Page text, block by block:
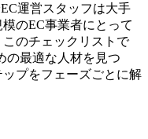
運営スタッフは大手
のEC事業者にとって
のチェックリストで
の最適な人材を見つ
プをフェーズごとに解